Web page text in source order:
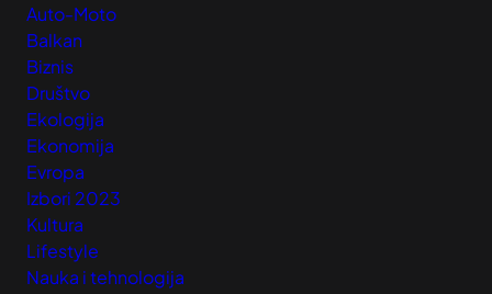
Auto-Moto
Balkan
Biznis
Društvo
Ekologija
Ekonomija
Evropa
Izbori 2023
Kultura
Lifestyle
Nauka i tehnologija